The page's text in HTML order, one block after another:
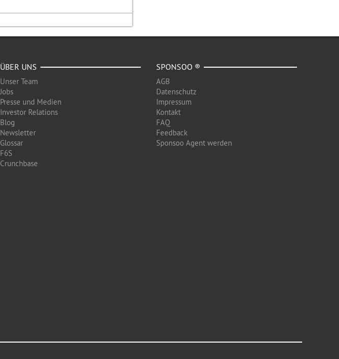
ÜBER UNS
Unser Team
Jobs
Presse und Medien
Investor Relations
Blog
Newsletter
Glossar
F6S
Crunchbase
SPONSOO ®
AGB
Datenschutz
Impressum
Kontakt
FAQ
Feedback
Sponsoo Agent werden